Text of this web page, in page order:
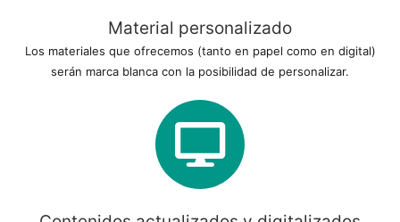
Material personalizado
Los materiales que ofrecemos (tanto en papel como en digital)
serán marca blanca con la posibilidad de personalizar.